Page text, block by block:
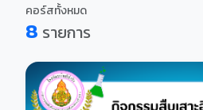
คอร์สทั้งหมด
8 รายการ